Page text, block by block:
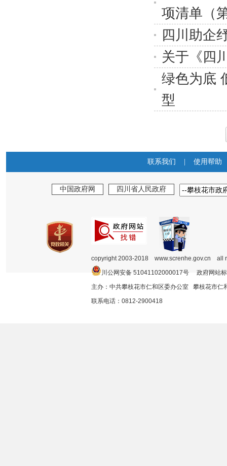
项清单（
四川助企
关于《四
绿色为底
型
联系我们 使用帮助
中国政府网 四川省人民政府
copyright 2003-2018 www.screnhe.gov.cn
川公网安备 51041102000017号 政府网站
主办：中共攀枝花市仁和区委办公室 攀枝花市
联系电话：0812-2900418